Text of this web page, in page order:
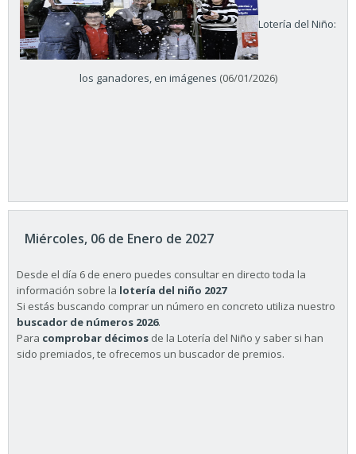
Lotería del Niño:
los ganadores, en imágenes (06/01/2026)
Miércoles, 06 de Enero de 2027
Desde el día 6 de enero puedes consultar en directo toda la
información sobre la lotería del niño 2027
Si estás buscando comprar un número en concreto utiliza nuestro
buscador de números 2026.
Para comprobar décimos de la Lotería del Niño y saber si han
sido premiados, te ofrecemos un buscador de premios.